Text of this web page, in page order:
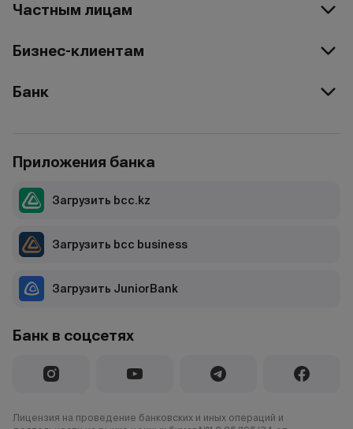
Частным лицам
Бизнес-клиентам
Банк
Банк в соцсетях
Приложения банка
Загрузить bcc.kz
Загрузить bcc business
Загрузить JuniorBank
Лицензия на проведение банковских и иных операций и